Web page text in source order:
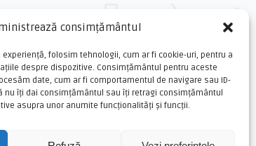
consimțământul
experiență, folosim tehnologii, cum ar fi cookie-uri, pentru a
despre dispozitive. Consimțământul pentru aceste
date, cum ar fi comportamentul de navigare sau ID-
nu îți dai consimțământul sau îți retragi consimțământul
asupra unor anumite funcționalități și funcții.